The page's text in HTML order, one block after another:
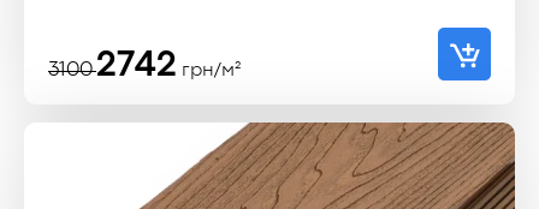
3100
Оригінальна
3100 ₴.
2742
Поточна
2742 ₴.
грн/м²